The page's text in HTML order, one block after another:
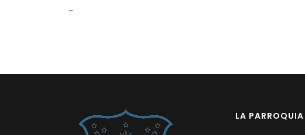
-
LA PARROQUIA